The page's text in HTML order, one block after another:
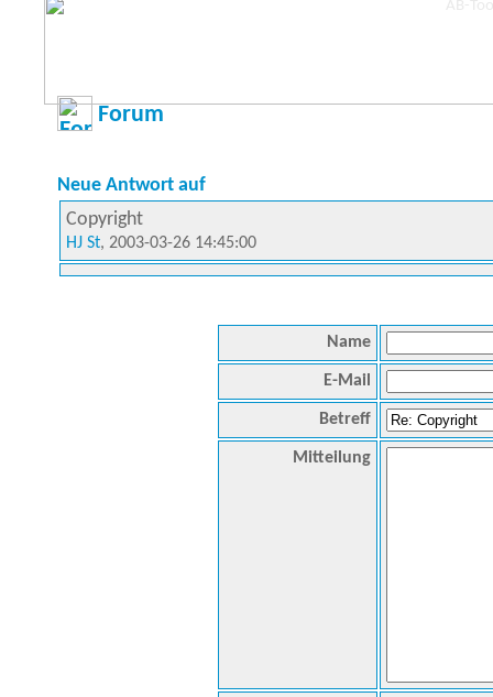
Forum
Neue Antwort auf
Copyright
HJ St, 2003-03-26 14:45:00
Name
E-Mail
Betreff
Mitteilung